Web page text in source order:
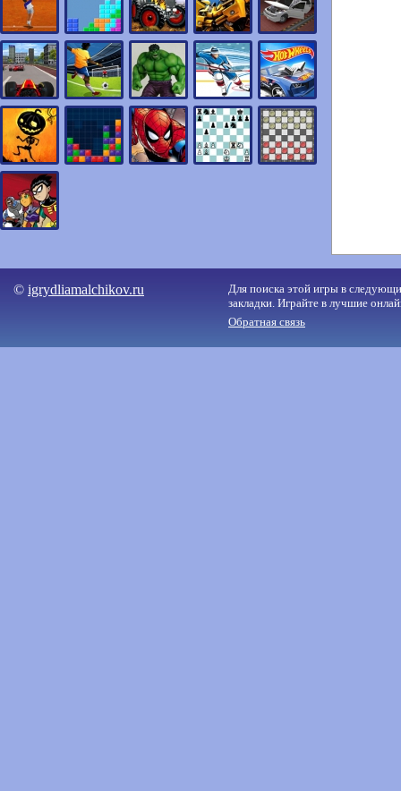
© igrydliamalchikov.ru
Для поиска этой игры в
закладки. Играйте в лучшие
Обратная связь